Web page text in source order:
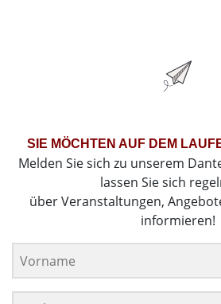
SIE MÖCHTEN AUF DEM
Melden Sie sich zu unserem
lassen Sie sich
über Veranstaltungen,
informieren!